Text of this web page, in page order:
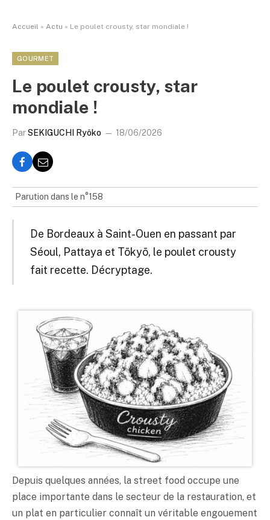
Accueil » Actu » Le poulet crousty, star mondiale !
GOURMET
Le poulet crousty, star
mondiale !
ParSEKIGUCHI Ryôko 18/06/2026
Parution dans le n°158
De Bordeaux à Saint-Ouen en passant par
Séoul, Pattaya et Tōkyō, le poulet crousty
fait recette. Décryptage.
Depuis quelques années, la street food occupe une
place importante dans le secteur de la restauration, et
un plat en particulier connaît un véritable engouement